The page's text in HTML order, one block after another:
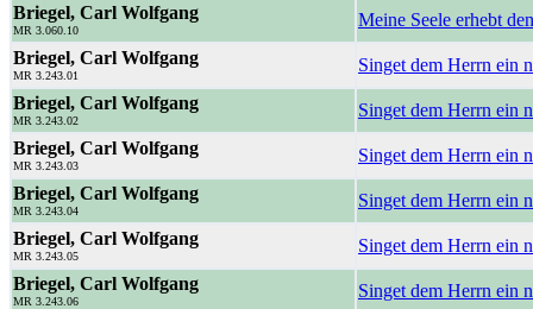
Briegel, Carl Wolfgang
MR 3.060.10
Meine Seele erhebt
Briegel, Carl Wolfgang
MR 3.243.01
Singet dem Herrn ein
Briegel, Carl Wolfgang
MR 3.243.02
Singet dem Herrn ein
Briegel, Carl Wolfgang
MR 3.243.03
Singet dem Herrn ein
Briegel, Carl Wolfgang
MR 3.243.04
Singet dem Herrn ein
Briegel, Carl Wolfgang
MR 3.243.05
Singet dem Herrn ein
Briegel, Carl Wolfgang
MR 3.243.06
Singet dem Herrn ein